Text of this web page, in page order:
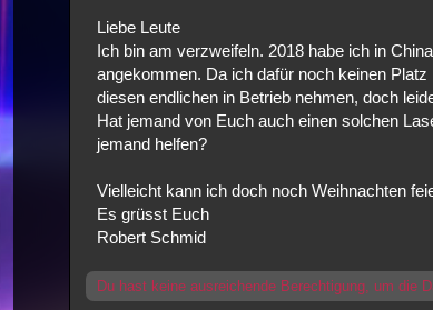
Liebe Leute
Ich bin am verzweifeln. 2018 habe ich in
angekommen. Da ich dafür noch keinen
diesen endlichen in Betrieb nehmen, doch
Hat jemand von Euch auch einen solchen
jemand helfen?
Vielleicht kann ich doch noch Weihnachten
Es grüsst Euch
Robert Schmid
Du hast keine ausreichende Berechtigung, um die